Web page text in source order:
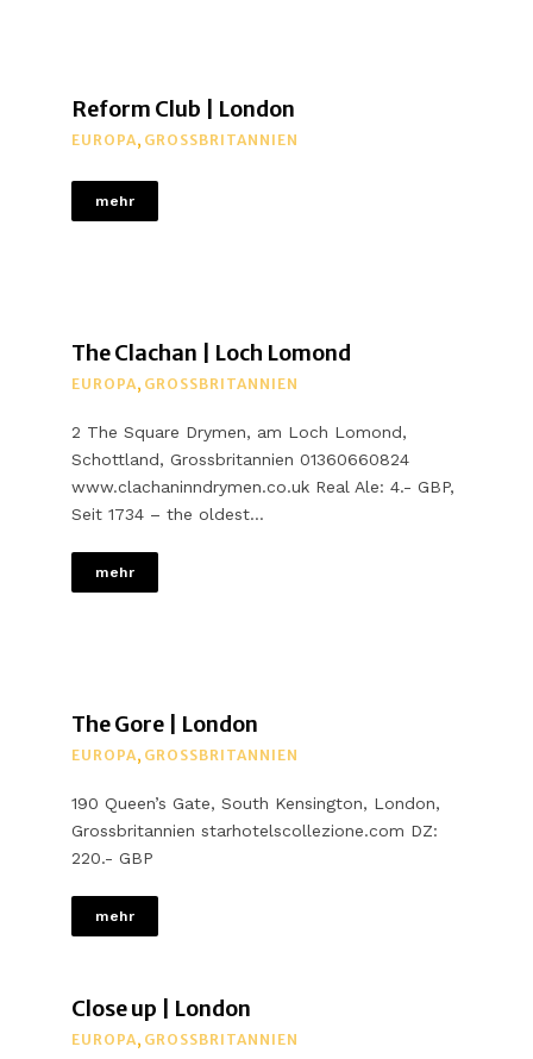
Reform Club | London
EUROPA, GROSSBRITANNIEN
mehr
The Clachan | Loch Lomond
EUROPA, GROSSBRITANNIEN
2 The Square Drymen, am Loch Lomond,
Schottland, Grossbritannien 01360660824
www.clachaninndrymen.co.uk Real Ale: 4.- GBP,
Seit 1734 – the oldest…
mehr
The Gore | London
EUROPA, GROSSBRITANNIEN
190 Queen’s Gate, South Kensington, London,
Grossbritannien starhotelscollezione.com DZ:
220.- GBP
mehr
Close up | London
EUROPA, GROSSBRITANNIEN